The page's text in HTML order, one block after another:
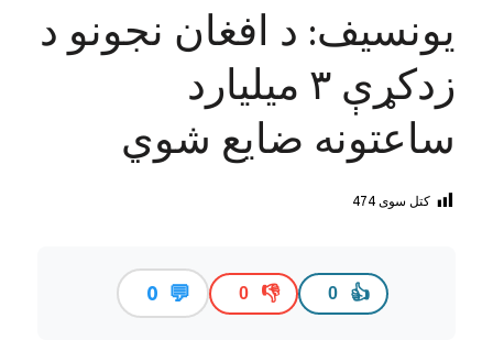
یونسیف: د افغان نجونو د
زدکړې ۳ میلیارد
ساعتونه ضایع شوي
کتل سوی 474
👍
0
👎
0
💬
0